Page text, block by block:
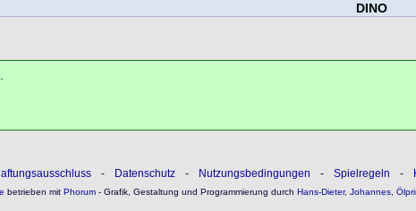
DINO
- Datenschutz - Nutzungsbedingungen - Spielregeln -
betrieben mitPhorum- Grafik, Gestaltung und Programmierung durch Hans-Dieter, Johannes,